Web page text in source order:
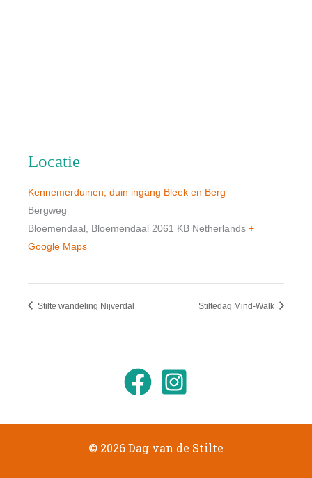
Locatie
Kennemerduinen, duin ingang Bleek en Berg
Bergweg
Bloemendaal
Bloemendaal 2061 KB Netherlands +
Google Maps
Stilte wandeling Nijverdal Stiltedag Mind-Walk
© 2026 Dag van de Stilte